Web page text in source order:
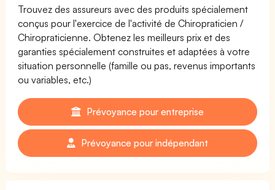
Trouvez des assureurs avec des produits spécialement
conçus pour l'exercice de l'activité de Chiropraticien /
Chiropraticienne. Obtenez les meilleurs prix et des
garanties spécialement construites et adaptées à votre
situation personnelle (famille ou pas, revenus importants
ou variables, etc.)
Prévoyance pour entreprise
Prévoyance pour indépendant